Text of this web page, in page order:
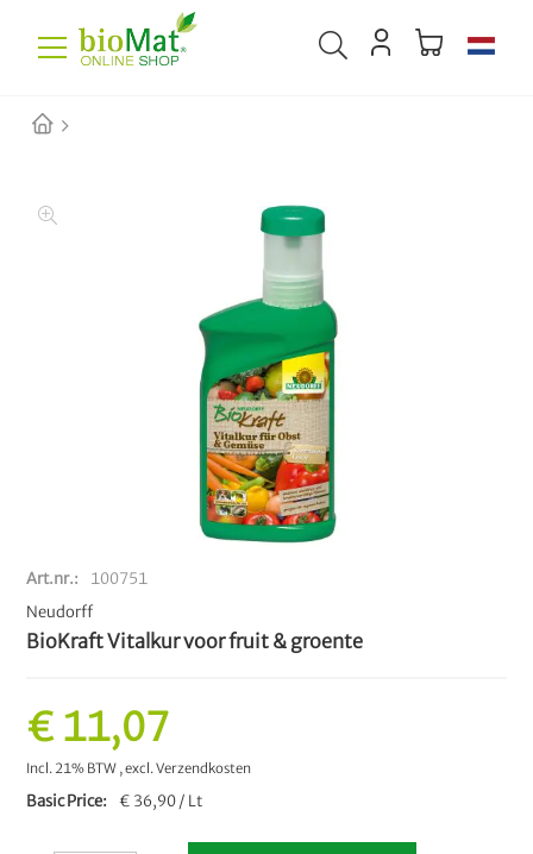
Art.nr.
100751
Neudorff
BioKraft Vitalkur voor fruit & groente
€ 11,07
Incl. 21% BTW ,excl.Verzendkosten
Basic Price € 36,90 / Lt